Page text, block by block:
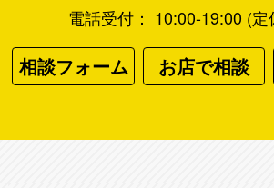
電話受付： 10:00-19:00 (定
相談フォーム お店で相談